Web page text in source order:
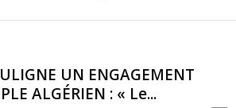
UN ENGAGEMENT
ALGÉRIEN : « Le...